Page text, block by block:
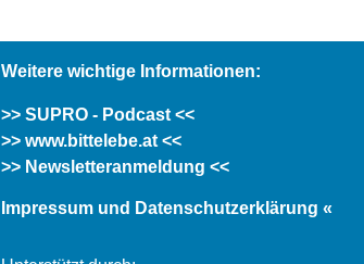
Weitere wichtige Informationen:
>> SUPRO - Podcast <<
>> www.bittelebe.at <<
>> Newsletteranmeldung <<
Impressum und Datenschutzerklärung «